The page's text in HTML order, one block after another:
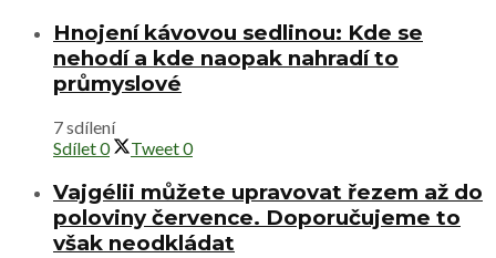
Hnojení kávovou sedlinou: Kde se
nehodí a kde naopak nahradí to
průmyslové
7 sdílení
Sdílet0 Tweet0
Vajgélii můžete upravovat řezem až do
poloviny července. Doporučujeme to
však neodkládat